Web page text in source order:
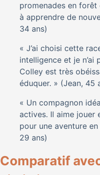
promenades en
à apprendre de
34 ans)
« J’ai choisi cette
intelligence et je n’ai
Colley est très
éduquer. » (Jean, 45
« Un compagnon
actives. Il aime jouer
pour une aventure
29 ans)
Comparatif